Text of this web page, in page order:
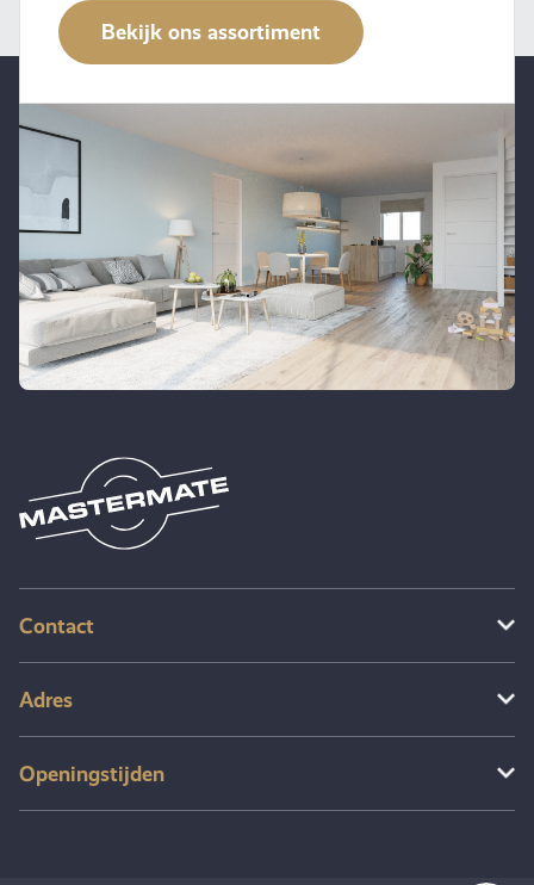
Bekijk ons assortiment
Contact
Adres
Openingstijden